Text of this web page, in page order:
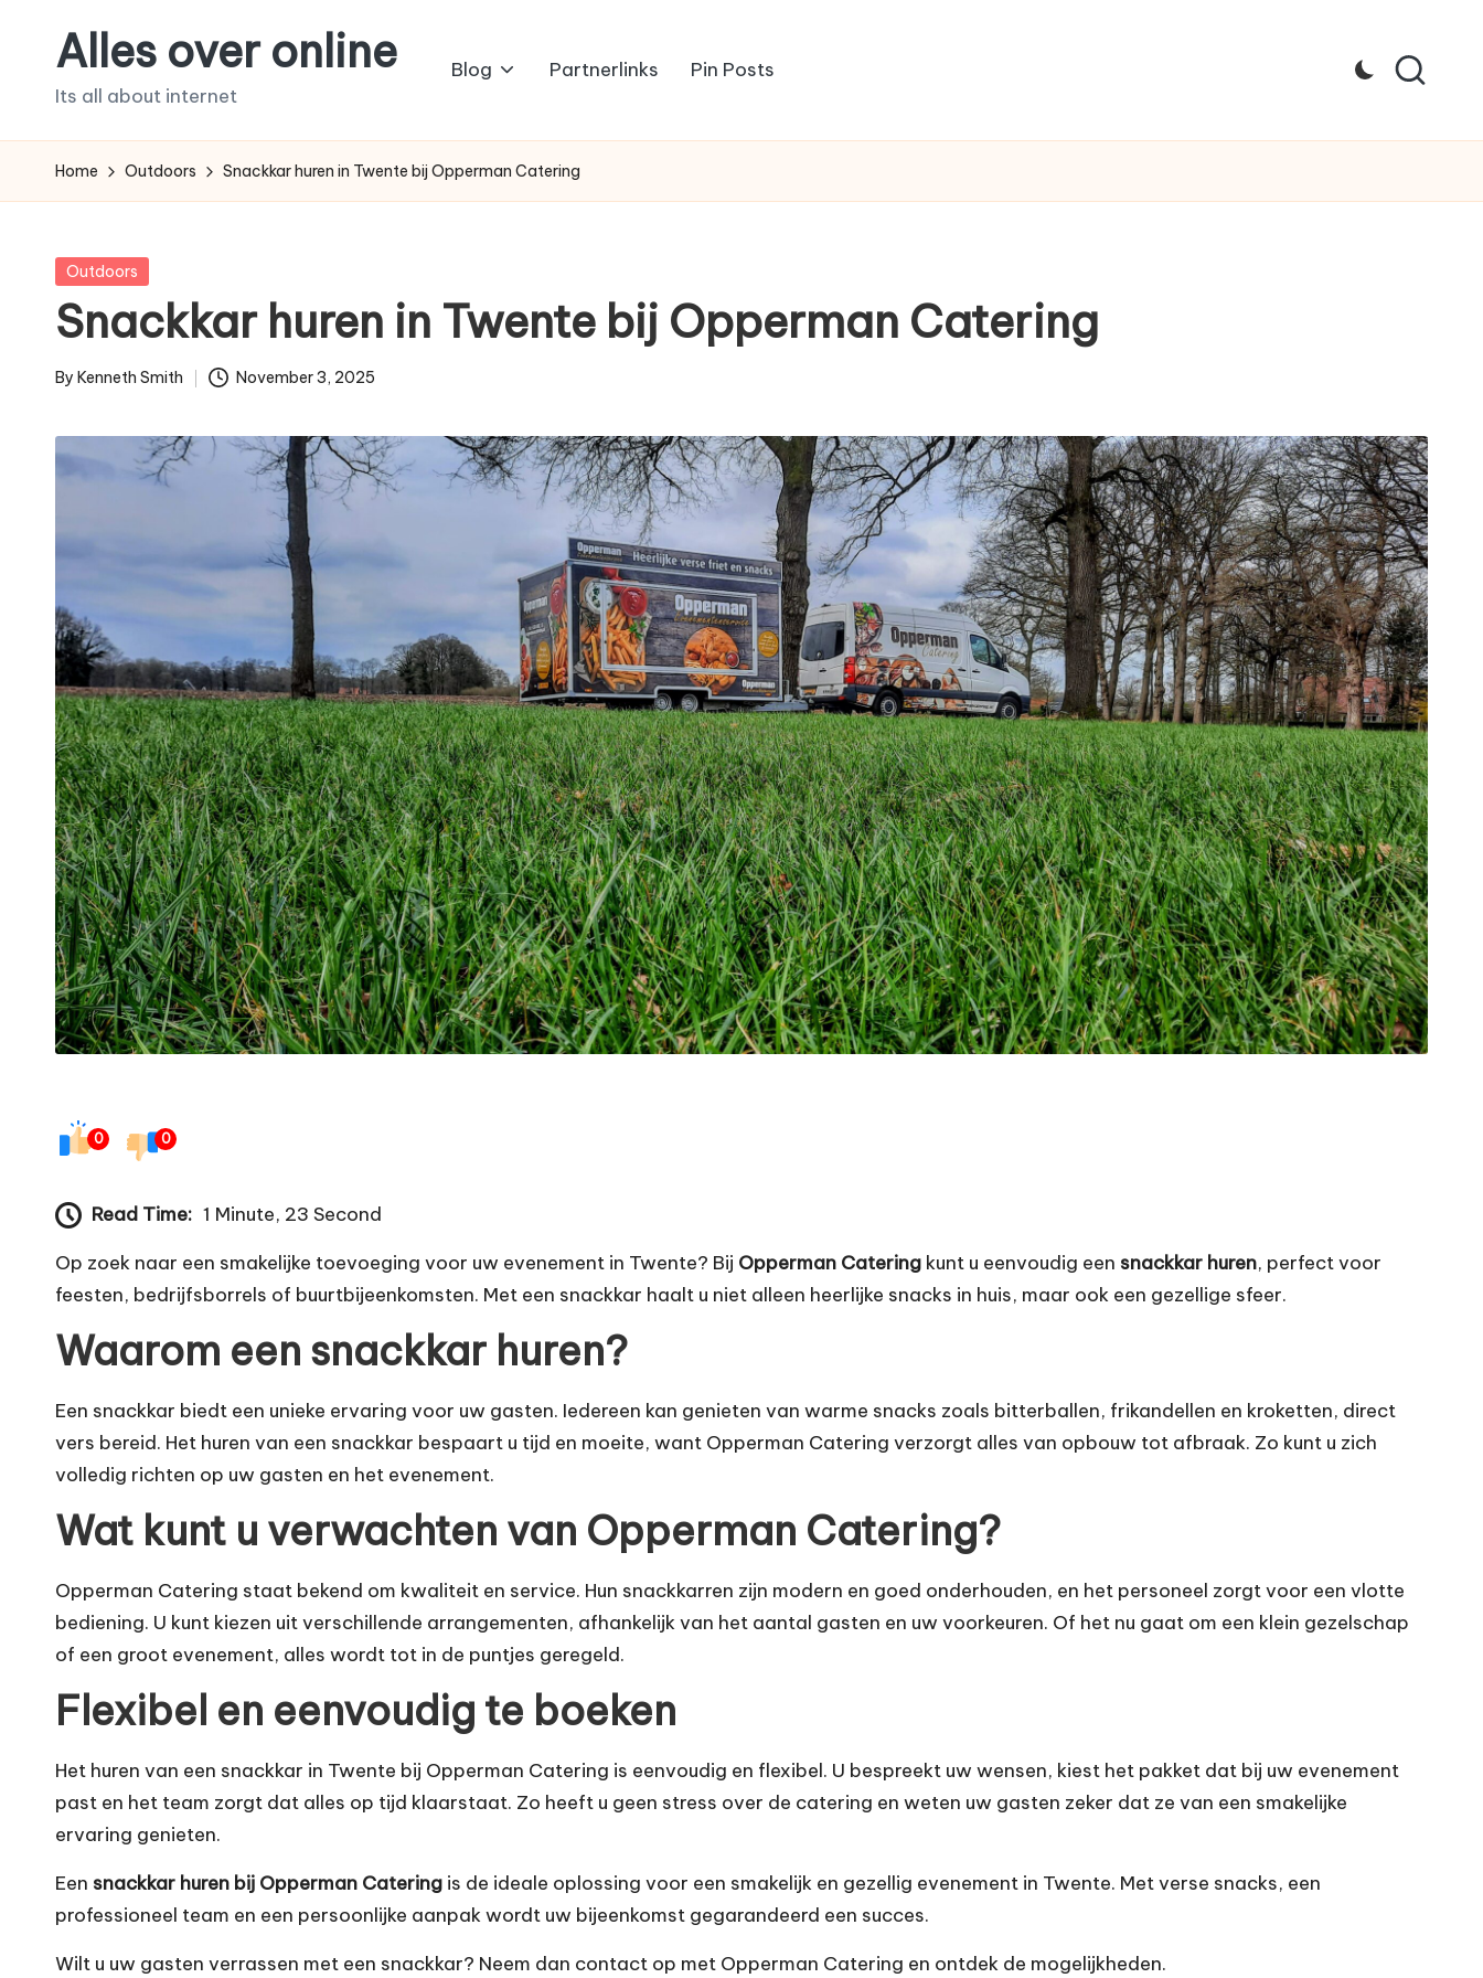
Alles over online
Its all about internet
Blog Partnerlinks Pin Posts
Home Outdoors Snackkar huren in Twente bij Opperman Catering
Posted
Outdoors
Snackkar huren in Twente bij Opperman Catering
Posted
By Kenneth Smith November 3, 2025
0 0
Read Time: 1 Minute, 23 Second
Op zoek naar een smakelijke toevoeging voor uw evenement in Twente? Bij Opperman Catering kunt u eenvoudig een snackkar huren, perfect voor
feesten, bedrijfsborrels of buurtbijeenkomsten. Met een snackkar haalt u niet alleen heerlijke snacks in huis, maar ook een gezellige sfeer.
Waarom een snackkar huren?
Een snackkar biedt een unieke ervaring voor uw gasten. Iedereen kan genieten van warme snacks zoals bitterballen, frikandellen en kroketten, direct
vers bereid. Het huren van een snackkar bespaart u tijd en moeite, want Opperman Catering verzorgt alles van opbouw tot afbraak. Zo kunt u zich
volledig richten op uw gasten en het evenement.
Wat kunt u verwachten van Opperman Catering?
Opperman Catering staat bekend om kwaliteit en service. Hun snackkarren zijn modern en goed onderhouden, en het personeel zorgt voor een vlotte
bediening. U kunt kiezen uit verschillende arrangementen, afhankelijk van het aantal gasten en uw voorkeuren. Of het nu gaat om een klein gezelschap
of een groot evenement, alles wordt tot in de puntjes geregeld.
Flexibel en eenvoudig te boeken
Het huren van een snackkar in Twente bij Opperman Catering is eenvoudig en flexibel. U bespreekt uw wensen, kiest het pakket dat bij uw evenement
past en het team zorgt dat alles op tijd klaarstaat. Zo heeft u geen stress over de catering en weten uw gasten zeker dat ze van een smakelijke
ervaring genieten.
Een snackkar huren bij Opperman Catering is de ideale oplossing voor een smakelijk en gezellig evenement in Twente. Met verse snacks, een
professioneel team en een persoonlijke aanpak wordt uw bijeenkomst gegarandeerd een succes.
Wilt u uw gasten verrassen met een snackkar? Neem dan contact op met Opperman Catering en ontdek de mogelijkheden.